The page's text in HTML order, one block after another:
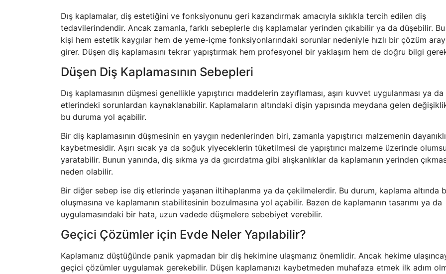
Dış kaplamalar, diş estetiğini ve fonksiyonunu geri kazandırmak amacıyla sıklıkla tercih edilen diş
tedavilerindendir. Ancak zamanla, farklı sebeplerle dış kaplamalar yerinden çıkabilir ya da düşebilir.
kişi hem estetik kaygılar hem de yeme-içme fonksiyonlarındaki sorunlar nedeniyle hızlı bir çözüm
girer. Düşen diş kaplamasını tekrar yapıştırmak hem profesyonel bir yaklaşım hem de doğru bilgi
Düşen Diş Kaplamasının Sebepleri
Dış kaplamasının düşmesi genellikle yapıştırıcı maddelerin zayıflaması, aşırı kuvvet uygulanması ya
etlerindeki sorunlardan kaynaklanabilir. Kaplamaların altındaki dişin yapısında meydana gelen
bu duruma yol açabilir.
Bir diş kaplamasının düşmesinin en yaygın nedenlerinden biri, zamanla yapıştırıcı malzemenin
kaybetmesidir. Aşırı sıcak ya da soğuk yiyeceklerin tüketilmesi de yapıştırıcı malzeme üzerinde
yaratabilir. Bunun yanında, diş sıkma ya da gıcırdatma gibi alışkanlıklar da kaplamanın yerinden
neden olabilir.
Bir diğer sebep ise diş etlerinde yaşanan iltihaplanma ya da çekilmelerdir. Bu durum, kaplama altında
oluşmasına ve kaplamanın stabilitesinin bozulmasına yol açabilir. Bazen de kaplamanın tasarımı ya da
uygulamasındaki bir hata, uzun vadede düşmelere sebebiyet verebilir.
Geçici Çözümler için Evde Neler Yapılabilir?
Kaplamanız düştüğünde panik yapmadan bir diş hekimine ulaşmanız önemlidir. Ancak hekime
geçici çözümler uygulamak gerekebilir. Düşen kaplamanızı kaybetmeden muhafaza etmek ilk adım